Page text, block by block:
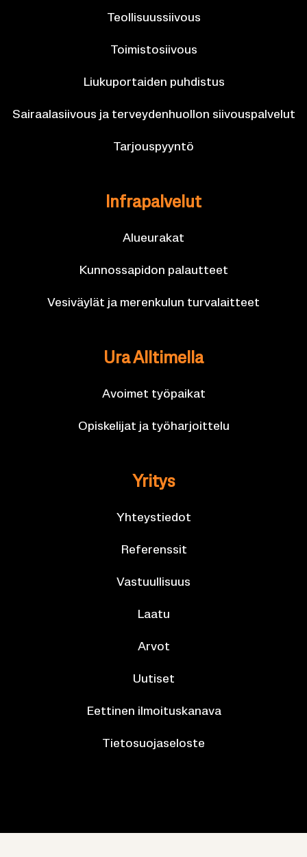
Teol­li­suus­sii­vous
Toi­mis­to­sii­vous
Liu­ku­por­tai­den puh­dis­tus
Sai­raa­la­sii­vous ja ter­vey­den­huol­lon sii­vous­pal­ve­lut
Tar­jous­pyyn­tö
In­fra­pal­ve­lut
Alueu­ra­kat
Kun­nos­sa­pi­don pa­laut­teet
Ve­si­väy­lät ja me­ren­ku­lun tur­va­lait­teet
Ura All­ti­mel­la
Avoi­met työ­pai­kat
Opis­ke­li­jat ja työ­har­joit­te­lu
Yri­tys
Yh­teys­tie­dot
Re­fe­rens­sit
Vas­tuul­li­suus
Laatu
Arvot
Uu­ti­set
Eet­ti­nen il­moi­tus­ka­na­va
Tie­to­suo­ja­se­los­te